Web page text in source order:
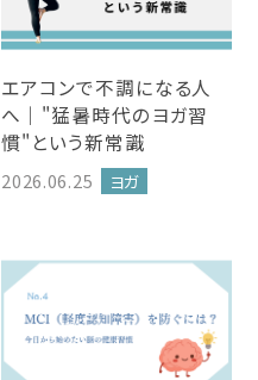
エアコンで不調になる人
へ｜"猛暑時代のヨガ習
慣"という新常識
2026.06.25 ヨガ